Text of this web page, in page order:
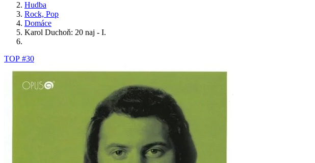
Hudba
Rock, Pop
Domáce
Karol Duchoň: 20 naj - I.
TOP #30